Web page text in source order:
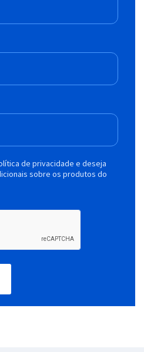
de privacidade e deseja
sobre os produtos do